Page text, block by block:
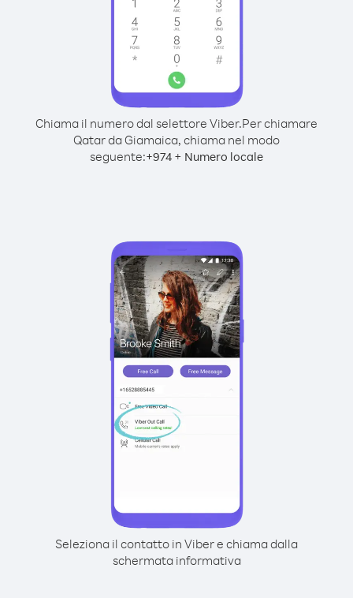
Chiama il numero dal selettore Viber.Per chiamare
Qatar da Giamaica, chiama nel modo
seguente:+974 + Numero locale
Seleziona il contatto in Viber e chiama dalla
schermata informativa